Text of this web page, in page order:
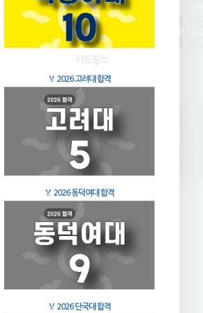
🏅 2026 고려대 합격
🏅 2026 동덕여대 합격
🏅 2026 단국대 합격